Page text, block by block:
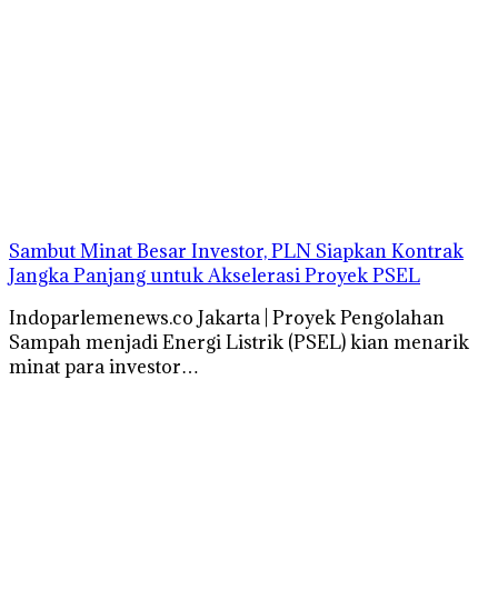
Sambut Minat Besar Investor, PLN Siapkan Kontrak
Jangka Panjang untuk Akselerasi Proyek PSEL
Indoparlemenews.co Jakarta | Proyek Pengolahan
Sampah menjadi Energi Listrik (PSEL) kian menarik
minat para investor…